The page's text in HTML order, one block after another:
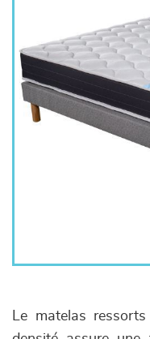
Le matelas